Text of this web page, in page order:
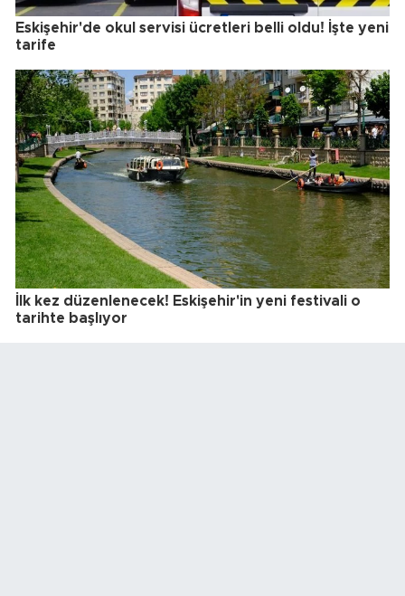
Eskişehir'de okul servisi ücretleri belli oldu! İşte yeni
tarife
İlk kez düzenlenecek! Eskişehir'in yeni festivali o
tarihte başlıyor